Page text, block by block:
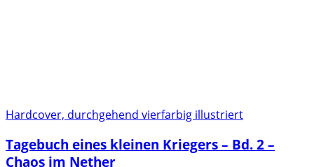
Hardcover, durchgehend vierfarbig illustriert
Tagebuch eines kleinen Kriegers – Bd. 2 –
Chaos im Nether